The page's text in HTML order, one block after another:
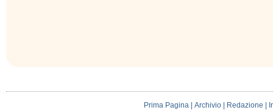
Prima Pagina |Archivio | Redazione |